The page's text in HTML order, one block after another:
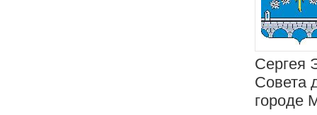
Сергея
Совета
городе